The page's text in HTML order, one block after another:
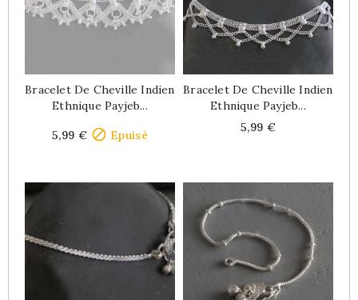
Bracelet De Cheville Indien
Ethnique Payjeb...
5,99 €  Epuisé
Bracelet De Cheville Indien
Ethnique Payjeb...
Price
5,99 €